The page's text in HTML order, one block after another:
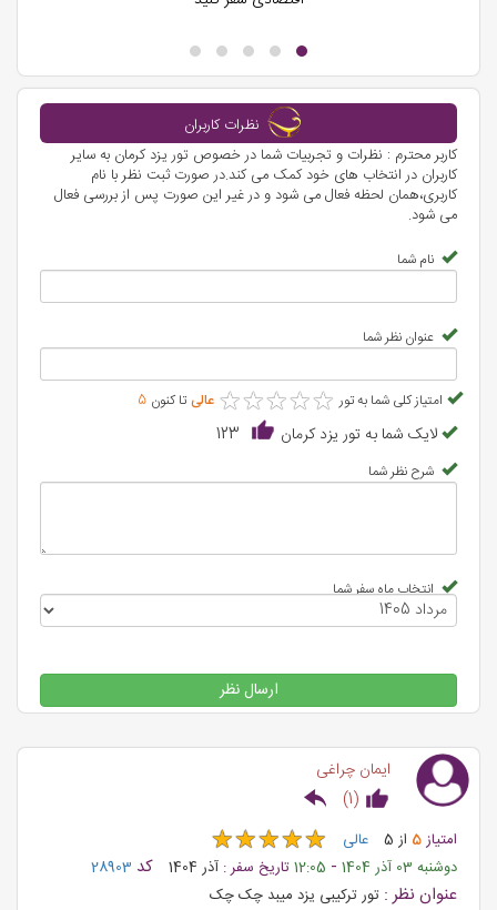
نظرات کاربران
کاربر محترم : نظرات و تجربیات شما در خصوص تور یزد کرمان به سایر
کاربران در انتخاب های خود کمک می کند.در صورت ثبت نظر با نام
کاربری،همان لحظه فعال می شود و در غیر این صورت پس از بررسی فعال
می شود.
نام شما
عنوان نظر شما
امتیاز کلی شما به تور ★★★★★
★★★★★ عالی تا کنون 5
لایک شما به تور یزد کرمان 123
شرح نظر شما
انتخاب ماه سفر شما
ارسال نظر
ایمان چراغی
(
1
)
امتیاز5 از 5 عالی ★★★★★
★★★★★
دوشنبه 03 آذر 1404 -
12:05تاریخ سفر : آذر 1404 کد 28903
عنوان نظر : تور ترکیبی یزد میبد چک چک